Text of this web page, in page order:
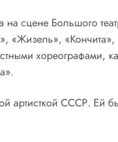
сцене Большого
«Жизель»,
хореографами,
артисткой СССР. Ей